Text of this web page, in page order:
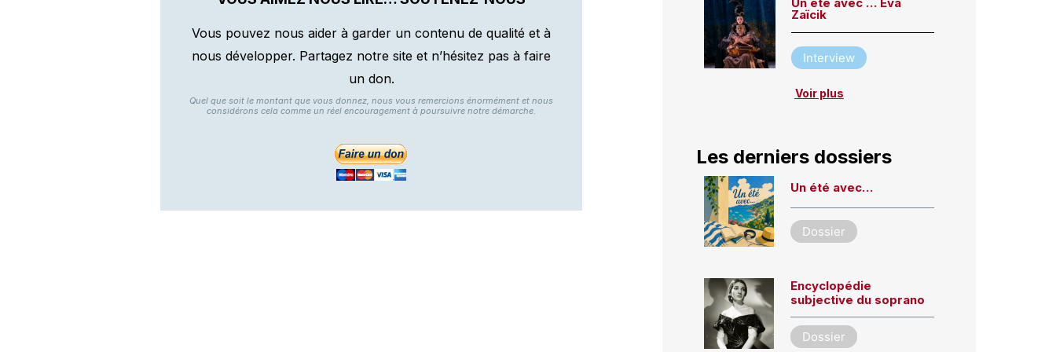
Vous pouvez nous aider à garder un contenu de qualité et à
nous développer. Partagez notre site et n’hésitez pas à faire
un don.
Quel que soit le montant que vous donnez, nous vous remercions énormément et nous
considérons cela comme un réel encouragement à poursuivre notre démarche.
Zaïcik
Interview
Voir plus
Les derniers dossiers
Un été avec…
Dossier
Encyclopédie
subjective du soprano
Dossier